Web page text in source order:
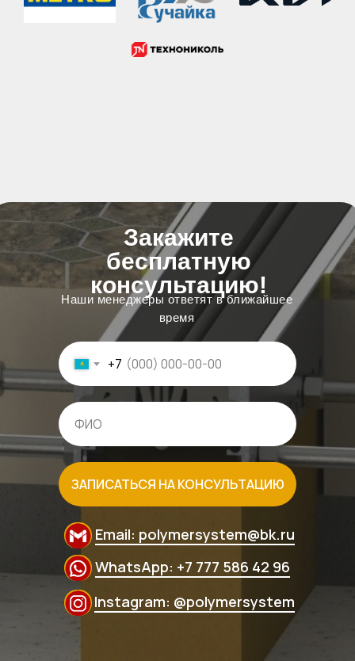
Закажите
бесплатную
консультацию!
Наши менеджеры ответят в ближайшее
время
+7
ЗАПИСАТЬСЯ НА КОНСУЛЬТАЦИЮ
Email: polymersystem@bk.ru
Instagram: @polymersystem
WhatsApp: +7 777 586 42 96